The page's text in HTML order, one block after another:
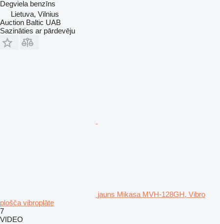
Degviela benzīns
Lietuva, Vilnius
Auction Baltic UAB
Sazināties ar pārdevēju
jauns Mikasa MVH-128GH, Vibro
plošča vibroplāte
7
VIDEO